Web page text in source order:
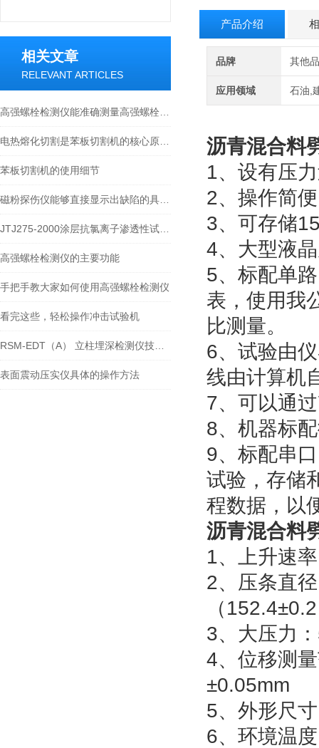
相关文章
RELEVANT ARTICLES
苯板切割机的使用细节
高强螺栓检测仪的主要功能
手把手教大家如何使用高强螺栓检测仪
看完这些，轻松操作冲击试验机
表面震动压实仪具体的操作方法
产品介绍
品牌 其他
应用领域 石油,
沥青混合料
1、设有压
2、操作简
3、可存储
4、大型液
5、标配单
表，使用我
比测量。
6、试验由
线由计算机
7、可以通
8、机器标
9、标配串
试验，存储
程数据，以
沥青混合料
1、上升速
2、压条直
（
3、大压力
4、位移测
±0.05mm
5、外形尺
6、环境温